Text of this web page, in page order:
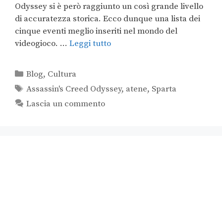
Odyssey si è però raggiunto un così grande livello
di accuratezza storica. Ecco dunque una lista dei
cinque eventi meglio inseriti nel mondo del
videogioco. … Leggi tutto
Blog, Cultura
Assassin's Creed Odyssey, atene, Sparta
Lascia un commento